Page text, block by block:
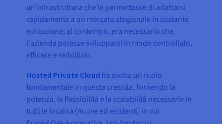
un'infrastruttura che le permettesse di adattarsi
rapidamente a un mercato stagionale in costante
evoluzione; al contempo, era necessario che
l'azienda potesse svilupparsi in modo controllato,
efficace e redditizio.
Hosted Private Cloud ha svolto un ruolo
fondamentale in questa crescita, fornendo la
potenza, la flessibilità e la scalabilità necessarie in
tutti le località (nuove ed esistenti) in cui